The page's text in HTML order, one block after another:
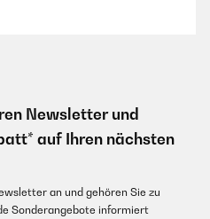
GEPRÜFTE BEWERTUNG
04/05/2021
Newsletter und
auf Ihren nächsten
an und gehören Sie zu
Sonderangebote informiert